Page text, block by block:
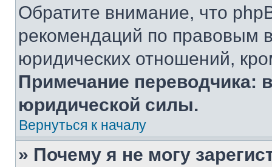
Обратите внимание, что
рекомендаций по правовым
юридических отношений,
Примечание переводчика:
юридической силы.
Вернуться к началу
» Почему я не могу